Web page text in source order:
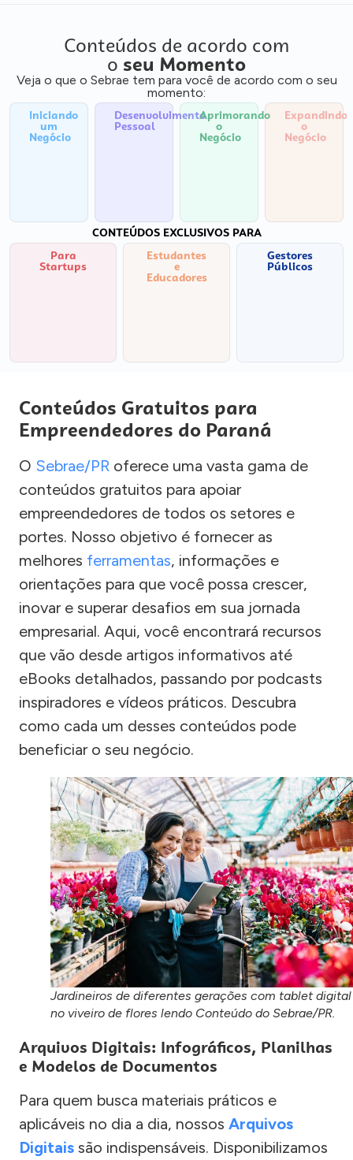
Conteúdos de acordo com
o seu Momento
Veja o que o Sebrae tem para você de acordo com o seu
momento:
Iniciando
um
Negócio
Desenvolvimento
Pessoal
Aprimorando
o
Negócio
Expandindo
o
Negócio
CONTEÚDOS EXCLUSIVOS PARA
Para
Startups
Estudantes
e
Educadores
Gestores
Públicos
Conteúdos Gratuitos para
Empreendedores do Paraná
O Sebrae/PR oferece uma vasta gama de
conteúdos gratuitos para apoiar
empreendedores de todos os setores e
portes. Nosso objetivo é fornecer as
melhores ferramentas, informações e
orientações para que você possa crescer,
inovar e superar desafios em sua jornada
empresarial. Aqui, você encontrará recursos
que vão desde artigos informativos até
eBooks detalhados, passando por podcasts
inspiradores e vídeos práticos. Descubra
como cada um desses conteúdos pode
beneficiar o seu negócio.
Jardineiros de diferentes gerações com tablet digital
no viveiro de flores lendo Conteúdo do Sebrae/PR.
Arquivos Digitais: Infográficos, Planilhas
e Modelos de Documentos
Para quem busca materiais práticos e
aplicáveis no dia a dia, nossos Arquivos
Digitais são indispensáveis. Disponibilizamos